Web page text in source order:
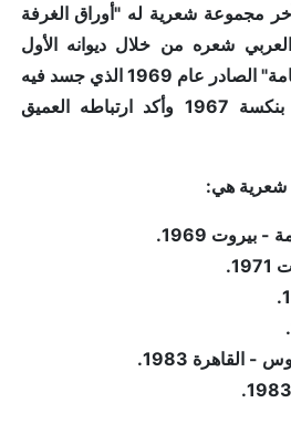
مجموعة شعرية له "أوراق الغرفة
شعره من خلال ديوانه الأول
"البكاء بين يدي زرقاء اليمامة" الصادر عام 1969 الذي جسد فيه
إحساس الإنسان العربي بنكسة 1967 وأكد ارتباطه العميق
هي:
بيروت 1969.
1983.